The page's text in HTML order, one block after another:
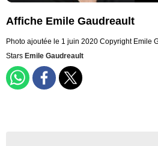
Affiche Emile Gaudreault
Photo ajoutée le 1 juin 2020 Copyright Emile
Stars Emile Gaudreault